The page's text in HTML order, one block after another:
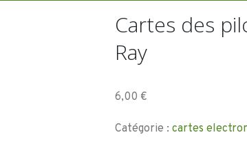
Cartes des
Ray
6,00 €
Catégorie : cartes